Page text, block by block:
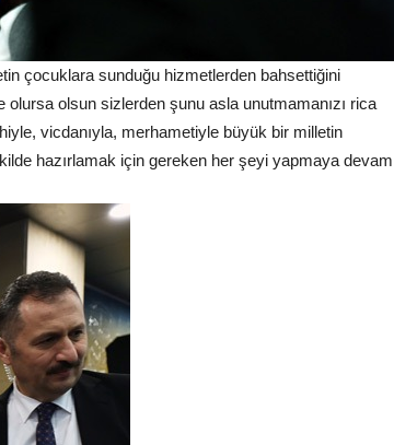
çocuklara sunduğu hizmetlerden bahsettiğini
olursa olsun sizlerden şunu asla unutmamanızı rica
vicdanıyla, merhametiyle büyük bir milletin
hazırlamak için gereken her şeyi yapmaya devam